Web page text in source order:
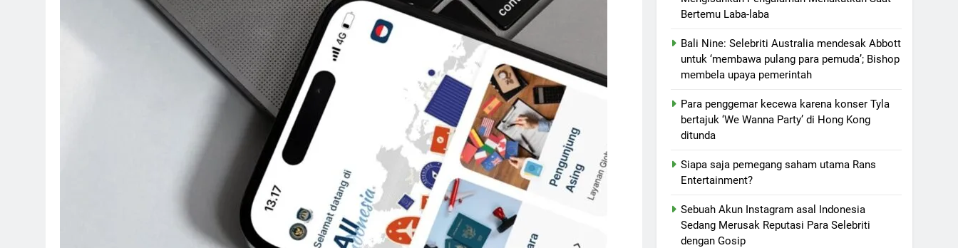
Bertemu Laba-laba
Bali Nine: Selebriti Australia mendesak Abbott
untuk ‘membawa pulang para pemuda’; Bishop
membela upaya pemerintah
Para penggemar kecewa karena konser Tyla
bertajuk ‘We Wanna Party’ di Hong Kong
ditunda
Siapa saja pemegang saham utama Rans
Entertainment?
Sebuah Akun Instagram asal Indonesia
Sedang Merusak Reputasi Para Selebriti
dengan Gosip